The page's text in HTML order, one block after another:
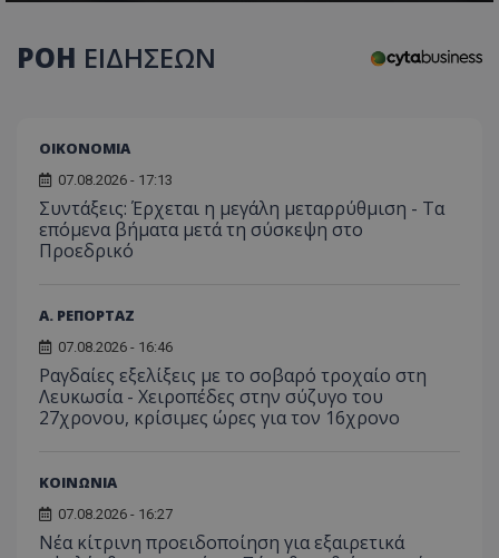
ΡΟΗ ΕΙΔΗΣΕΩΝ
ΟΙΚΟΝΟΜΙΑ
07.08.2026 - 17:13
Συντάξεις: Έρχεται η μεγάλη μεταρρύθμιση - Τα
επόμενα βήματα μετά τη σύσκεψη στο
Προεδρικό
Α. ΡΕΠΟΡΤΑΖ
07.08.2026 - 16:46
Ραγδαίες εξελίξεις με το σοβαρό τροχαίο στη
Λευκωσία - Χειροπέδες στην σύζυγο του
27χρονου, κρίσιμες ώρες για τον 16χρονο
ΚΟΙΝΩΝΙΑ
07.08.2026 - 16:27
Νέα κίτρινη προειδοποίηση για εξαιρετικά
_ga_J7RS52TMNC
.tothemaonline.com
1 χρόνος 1
μήνας